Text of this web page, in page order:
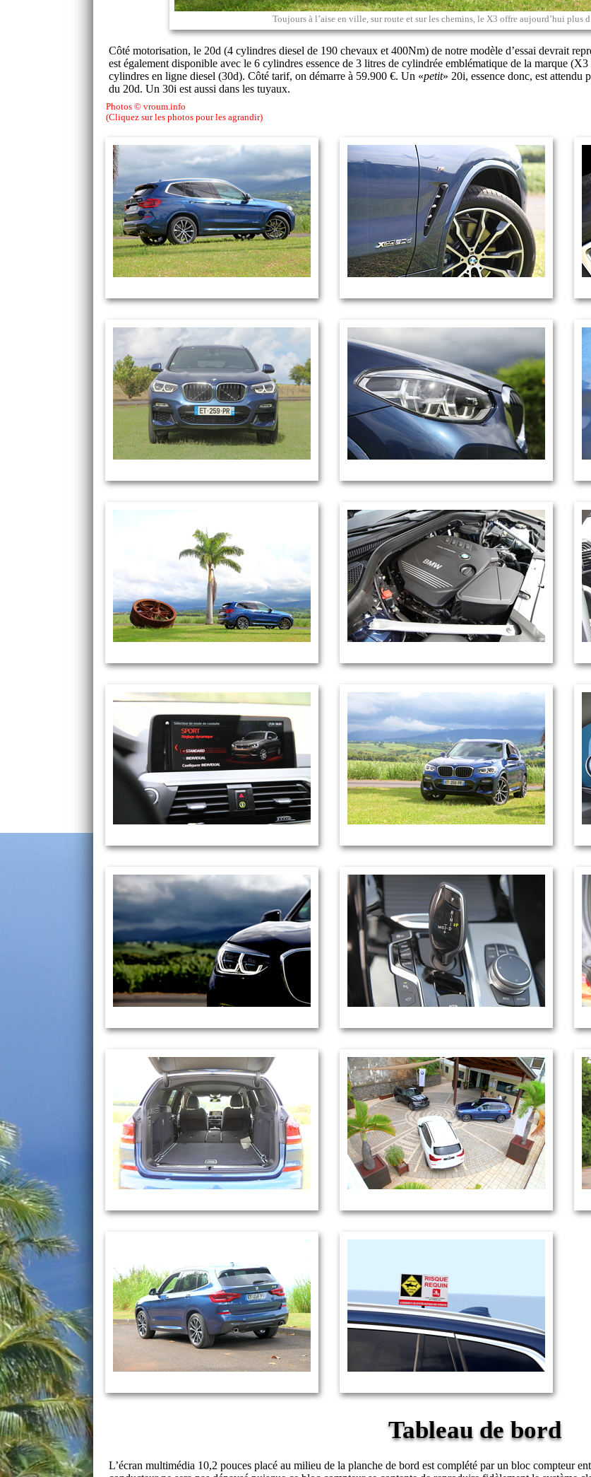
Toujours à l’aise en ville, sur route et sur les chemins, le X3 offre aujourd’hui plus
Côté motorisation, le 20d (4 cylindres diesel de 190 chevaux et 400Nm) de notre modèle d’essai devrait
est également disponible avec le 6 cylindres essence de 3 litres de cylindrée emblématique de la marque
cylindres en ligne diesel (30d). Côté tarif, on démarre à 59.900 €. Un «petit» 20i, essence donc, est attendu
du 20d. Un 30i est aussi dans les tuyaux.
Photos © vroum.info
(Cliquez sur les photos pour les agrandir)
Tableau de bord
L’écran multimédia 10,2 pouces placé au milieu de la planche de bord est complété par un bloc compteur